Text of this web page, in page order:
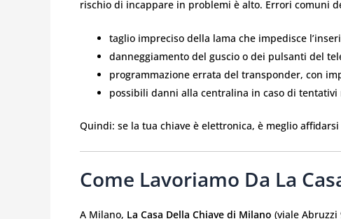
rischio di incappare in problemi è alto. Errori comuni
taglio impreciso della lama che impedisce
danneggiamento del guscio o dei pulsanti del
programmazione errata del transponder, con
possibili danni alla centralina in caso di tentativi
Quindi: se la tua chiave è elettronica, è meglio
Come Lavoriamo Da La
A Milano, La Casa Della Chiave di Milano (viale